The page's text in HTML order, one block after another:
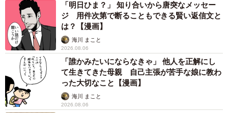
「明日ひま？」 知り合いから唐突なメッセー
ジ 用件次第で断ることもできる賢い返信文と
は？【漫画】
海川 まこと
2026.08.06
「誰かみたいにならなきゃ」 他人を正解にし
て生きてきた母親 自己主張が苦手な娘に教わ
った大切なこと【漫画】
海川 まこと
2026.08.06